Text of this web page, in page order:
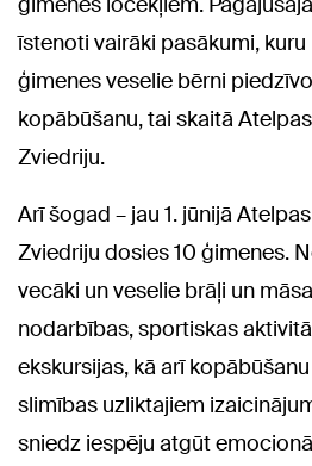
īstenoti vairāki pasākumi,
ģimenes veselie bērni
kopābūšanu, tai skaitā
Zviedriju.
Arī šogad – jau 1. jūnijā
Zviedriju dosies 10 ģimenes.
vecāki un veselie brāļi un
nodarbības, sportiskas
ekskursijas, kā arī
slimības uzliktajiem
sniedz iespēju atgūt